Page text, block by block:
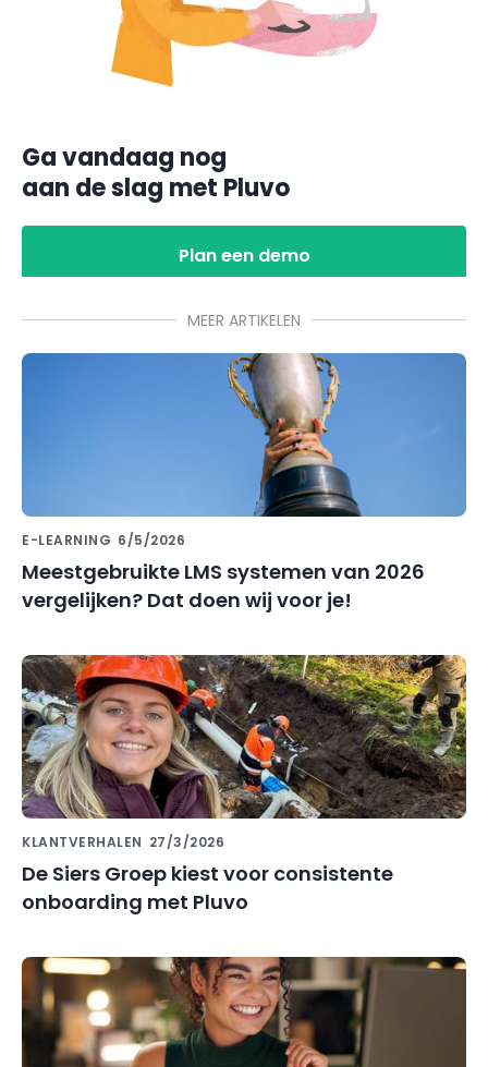
Ga vandaag nog
aan de slag met Pluvo
Plan een demo
MEER ARTIKELEN
E-LEARNING 6/5/2026
Meestgebruikte LMS systemen van 2026
vergelijken? Dat doen wij voor je!
KLANTVERHALEN 27/3/2026
De Siers Groep kiest voor consistente
onboarding met Pluvo